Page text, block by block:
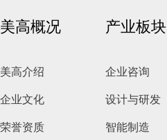
美高概况
美高介绍
企业文化
荣誉资质
产业板块
企业咨询
设计与研发
智能制造